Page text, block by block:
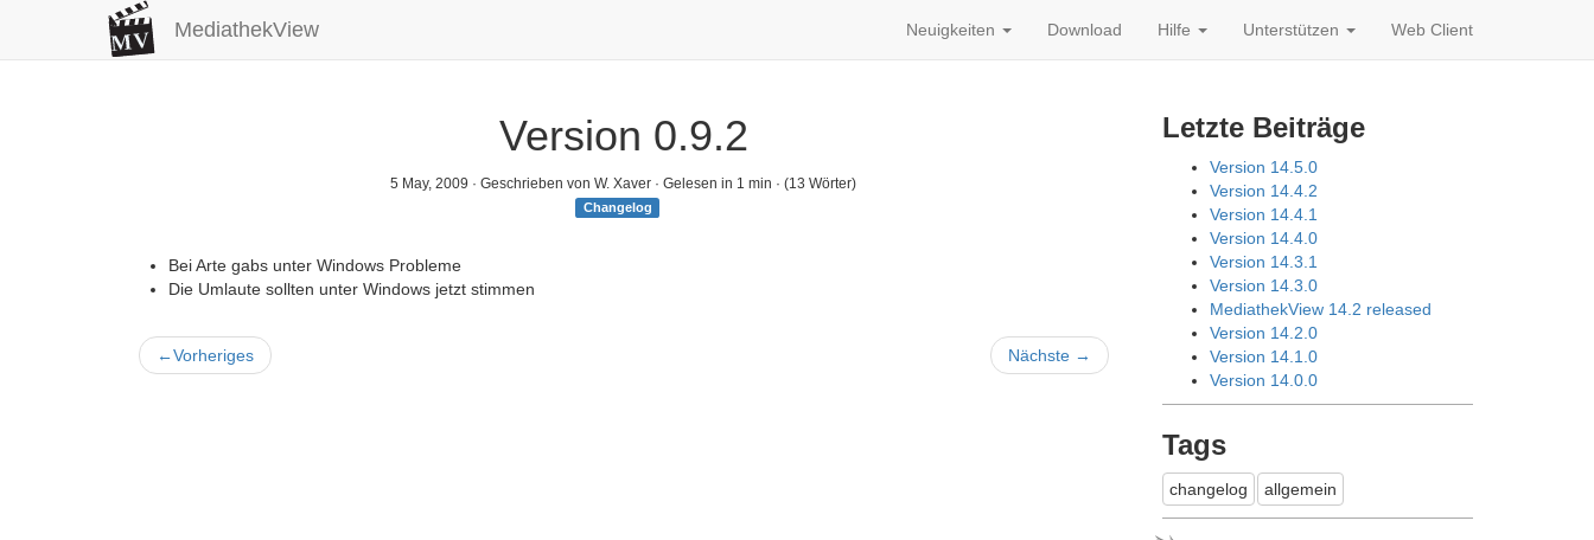
MediathekView Neuigkeiten Download Hilfe Unterstützen Web Client
Version 0.9.2
5 May, 2009 · Geschrieben von W. Xaver · Gelesen in 1 min · (13 Wörter)
Changelog
Bei Arte gabs unter Windows Probleme
Die Umlaute sollten unter Windows jetzt stimmen
←Vorheriges Nächste →
Letzte Beiträge
Version 14.5.0
Version 14.4.2
Version 14.4.1
Version 14.4.0
Version 14.3.1
Version 14.3.0
MediathekView 14.2 released
Version 14.2.0
Version 14.1.0
Version 14.0.0
Tags
changelog allgemein